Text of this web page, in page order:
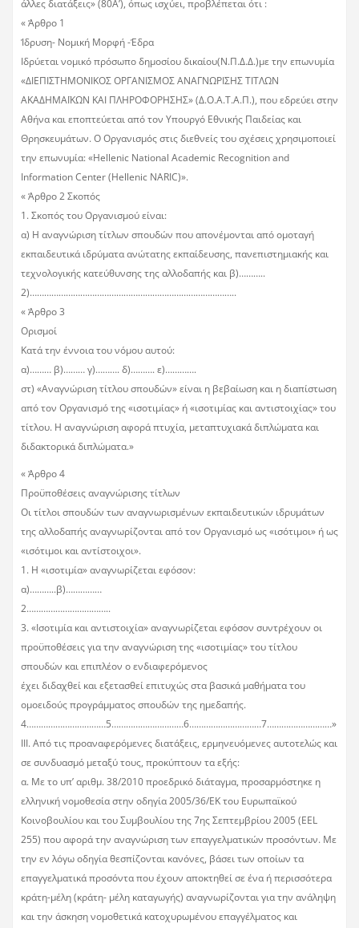
άλλες διατάξεις» (80Α’), όπως ισχύει, προβλέπεται ότι :
« Άρθρο 1
Ίδρυση- Νομική Μορφή -Έδρα
Ιδρύεται νομικό πρόσωπο δημοσίου δικαίου(Ν.Π.Δ.Δ.)με την επωνυμία
«ΔΙΕΠΙΣΤΗΜΟΝΙΚΟΣ ΟΡΓΑΝΙΣΜΟΣ ΑΝΑΓΝΩΡΙΣΗΣ ΤΙΤΛΩΝ
ΑΚΑΔΗΜΑΪΚΩΝ ΚΑΙ ΠΛΗΡΟΦΟΡΗΣΗΣ» (Δ.Ο.Α.Τ.Α.Π.), που εδρεύει στην
Αθήνα και εποπτεύεται από τον Υπουργό Εθνικής Παιδείας και
Θρησκευμάτων. Ο Οργανισμός στις διεθνείς του σχέσεις χρησιμοποιεί
την επωνυμία: «Hellenic National Academic Recognition and
Information Center (Hellenic NARIC)».
« Άρθρο 2 Σκοπός
1. Σκοπός του Οργανισμού είναι:
α) Η αναγνώριση τίτλων σπουδών που απονέμονται από ομοταγή
εκπαιδευτικά ιδρύματα ανώτατης εκπαίδευσης, πανεπιστημιακής και
τεχνολογικής κατεύθυνσης της αλλοδαπής και β)………..
2)…………………………………………………………………………..
« Άρθρο 3
Ορισμοί
Κατά την έννοια του νόμου αυτού:
α)……… β)……… γ)………. δ)………. ε)………….
στ) «Αναγνώριση τίτλου σπουδών» είναι η βεβαίωση και η διαπίστωση
από τον Οργανισμό της «ισοτιμίας» ή «ισοτιμίας και αντιστοιχίας» του
τίτλου. Η αναγνώριση αφορά πτυχία, μεταπτυχιακά διπλώματα και
διδακτορικά διπλώματα.»
« Άρθρο 4
Προϋποθέσεις αναγνώρισης τίτλων
Οι τίτλοι σπουδών των αναγνωρισμένων εκπαιδευτικών ιδρυμάτων
της αλλοδαπής αναγνωρίζονται από τον Οργανισμό ως «ισότιμοι» ή ως
«ισότιμοι και αντίστοιχοι».
1. Η «ισοτιμία» αναγνωρίζεται εφόσον:
α)………..β)……………
2……………………………..
3. «Ισοτιμία και αντιστοιχία» αναγνωρίζεται εφόσον συντρέχουν οι
προϋποθέσεις για την αναγνώριση της «ισοτιμίας» του τίτλου
σπουδών και επιπλέον ο ενδιαφερόμενος
έχει διδαχθεί και εξετασθεί επιτυχώς στα βασικά μαθήματα του
ομοειδούς προγράμματος σπουδών της ημεδαπής.
4……………………………5…………………………6…………………………7………………………»
ΙΙΙ. Από τις προαναφερόμενες διατάξεις, ερμηνευόμενες αυτοτελώς και
σε συνδυασμό μεταξύ τους, προκύπτουν τα εξής:
α. Με τo υπ’ αριθμ. 38/2010 προεδρικό διάταγμα, προσαρμόστηκε η
ελληνική νομοθεσία στην οδηγία 2005/36/ΕΚ του Ευρωπαϊκού
Κοινοβουλίου και του Συμβουλίου της 7ης Σεπτεμβρίου 2005 (ΕΕL
255) που αφορά την αναγνώριση των επαγγελματικών προσόντων. Με
την εν λόγω οδηγία θεσπίζονται κανόνες, βάσει των οποίων τα
επαγγελματικά προσόντα που έχουν αποκτηθεί σε ένα ή περισσότερα
κράτη-μέλη (κράτη- μέλη καταγωγής) αναγνωρίζονται για την ανάληψη
και την άσκηση νομοθετικά κατοχυρωμένου επαγγέλματος και